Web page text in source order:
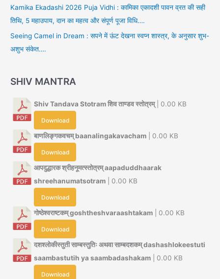
Kamika Ekadashi 2026 Puja Vidhi : कामिका एकादशी पावन व्रत की सही
तिथि, 5 महाउपाय, दान का महत्व और संपूर्ण पूजा विधि….
Seeing Camel in Dream : सपने में ऊंट देखना स्वप्न शास्त्र, के अनुसार शुभ-
अशुभ संकेत….
SHIV MANTRA
Shiv Tandava Stotram शिव ताण्डव स्तोत्रम्| 0.00 KB
Download
बाणलिङ्गकवचम् baanalingakavacham | 0.00 KB
Download
आपदुद्धारक श्रीहनूमत्स्तोत्रम् aapaduddhaarak
shreehanumatsotram | 0.00 KB
Download
गोष्ठेश्वराष्टकम् goshtheshvaraashtakam | 0.00 KB
Download
दशश्लोकीस्तुती साम्बस्तुतिः अथवा साम्बदशकम् dashashlokeestuti
saambastutih ya saambadashakam | 0.00 KB
Download